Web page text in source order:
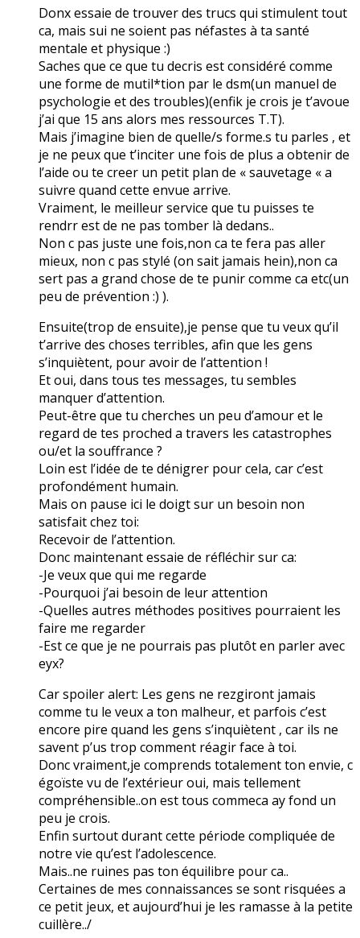
Donx essaie de trouver des trucs qui stimulent tout
ca, mais sui ne soient pas néfastes à ta santé
mentale et physique :)
Saches que ce que tu decris est considéré comme
une forme de mutil*tion par le dsm(un manuel de
psychologie et des troubles)(enfik je crois je t’avoue
j’ai que 15 ans alors mes ressources T.T).
Mais j’imagine bien de quelle/s forme.s tu parles , et
je ne peux que t’inciter une fois de plus a obtenir de
l’aide ou te creer un petit plan de « sauvetage « a
suivre quand cette envue arrive.
Vraiment, le meilleur service que tu puisses te
rendrr est de ne pas tomber là dedans..
Non c pas juste une fois,non ca te fera pas aller
mieux, non c pas stylé (on sait jamais hein),non ca
sert pas a grand chose de te punir comme ca etc(un
peu de prévention :) ).
Ensuite(trop de ensuite),je pense que tu veux qu’il
t’arrive des choses terribles, afin que les gens
s’inquiètent, pour avoir de l’attention !
Et oui, dans tous tes messages, tu sembles
manquer d’attention.
Peut-être que tu cherches un peu d’amour et le
regard de tes proched a travers les catastrophes
ou/et la souffrance ?
Loin est l’idée de te dénigrer pour cela, car c’est
profondément humain.
Mais on pause ici le doigt sur un besoin non
satisfait chez toi:
Recevoir de l’attention.
Donc maintenant essaie de réfléchir sur ca:
-Je veux que qui me regarde
-Pourquoi j’ai besoin de leur attention
-Quelles autres méthodes positives pourraient les
faire me regarder
-Est ce que je ne pourrais pas plutôt en parler avec
eyx?
Car spoiler alert: Les gens ne rezgiront jamais
comme tu le veux a ton malheur, et parfois c’est
encore pire quand les gens s’inquiètent , car ils ne
savent p’us trop comment réagir face à toi.
Donc vraiment,je comprends totalement ton envie, c
égoïste vu de l’extérieur oui, mais tellement
compréhensible..on est tous commeca ay fond un
peu je crois.
Enfin surtout durant cette période compliquée de
notre vie qu’est l’adolescence.
Mais..ne ruines pas ton équilibre pour ca..
Certaines de mes connaissances se sont risquées a
ce petit jeux, et aujourd’hui je les ramasse à la petite
cuillère../